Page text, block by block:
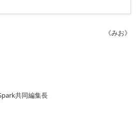
《みお》
共同編集長